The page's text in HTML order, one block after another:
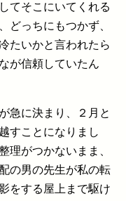
てそこにいてくれる
どっちにもつかず、
たいかと言われたら
が信頼していたん
急に決まり、２月と
すことになりまし
理がつかないまま、
の男の先生が私の転
をする屋上まで駆け